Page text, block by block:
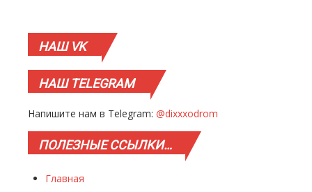
НАШVK
НАШTELEGRAM
Напишите нам в Telegram: @dixxxodrom
ПОЛЕЗНЫЕССЫЛКИ…
Главная